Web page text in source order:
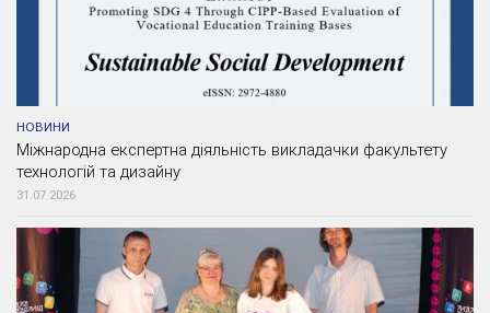
НОВИНИ
Міжнародна експертна діяльність викладачки факультету
технологій та дизайну
31.07.2026